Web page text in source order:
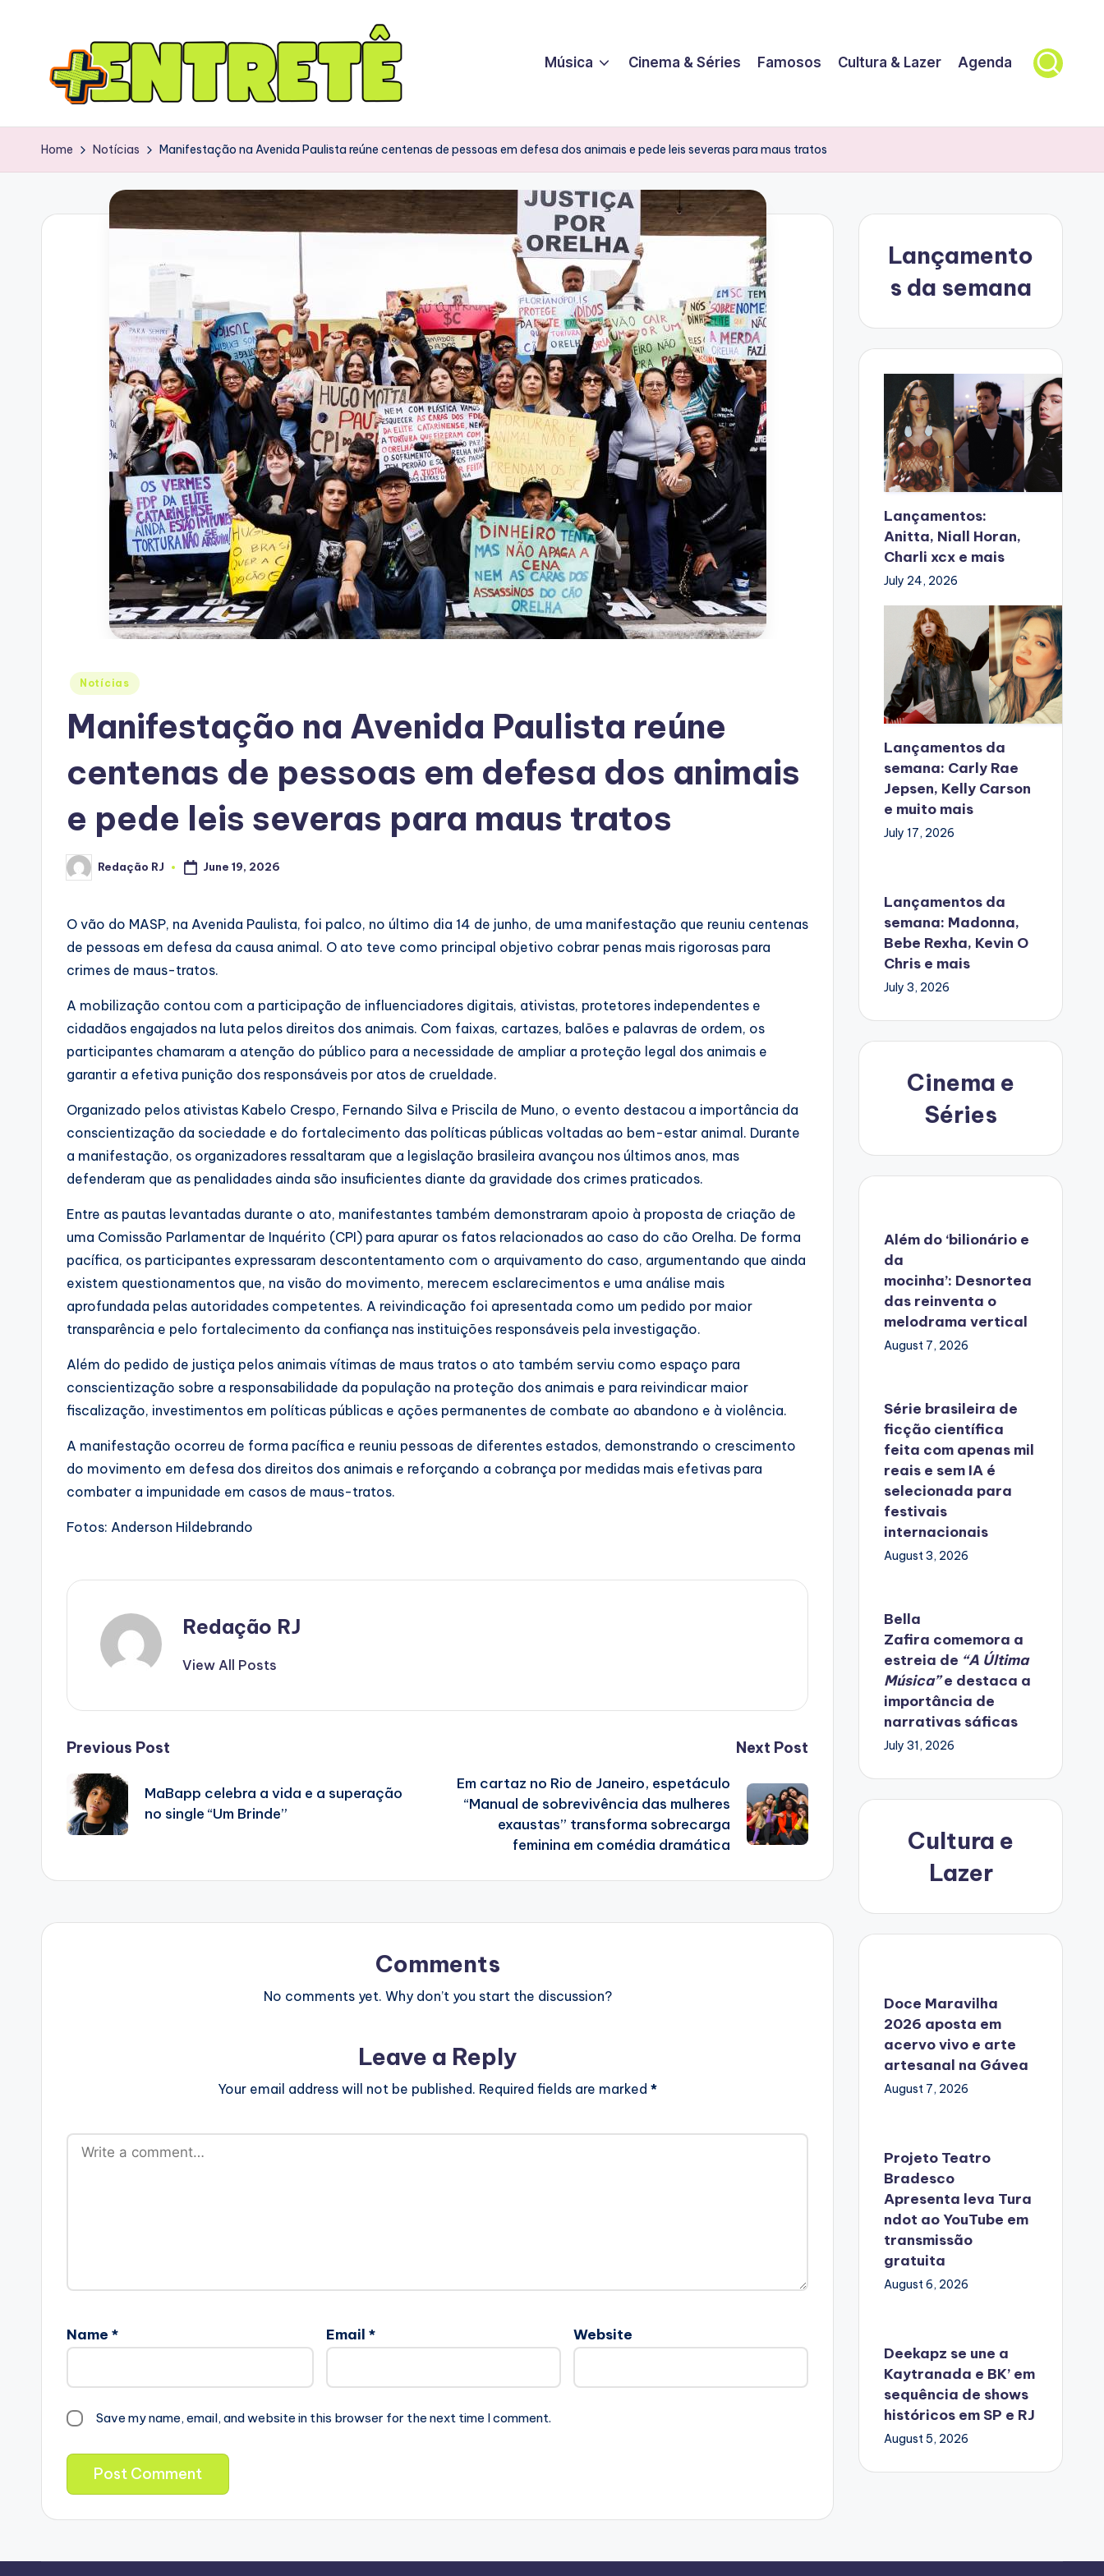
Música Cinema & Séries Famosos Cultura & Lazer Agenda
Home Notícias Manifestação na Avenida Paulista reúne centenas de pessoas em defesa dos animais e pede leis severas para maus tratos
Posted
Notícias
Manifestação na Avenida Paulista reúne
centenas de pessoas em defesa dos animais
e pede leis severas para maus tratos
Posted
by
Redação RJ June 19, 2026
O vão do MASP, na Avenida Paulista, foi palco, no último dia 14 de junho, de uma manifestação que reuniu centenas
de pessoas em defesa da causa animal. O ato teve como principal objetivo cobrar penas mais rigorosas para
crimes de maus-tratos.
A mobilização contou com a participação de influenciadores digitais, ativistas, protetores independentes e
cidadãos engajados na luta pelos direitos dos animais. Com faixas, cartazes, balões e palavras de ordem, os
participantes chamaram a atenção do público para a necessidade de ampliar a proteção legal dos animais e
garantir a efetiva punição dos responsáveis por atos de crueldade.
Organizado pelos ativistas Kabelo Crespo, Fernando Silva e Priscila de Muno, o evento destacou a importância da
conscientização da sociedade e do fortalecimento das políticas públicas voltadas ao bem-estar animal. Durante
a manifestação, os organizadores ressaltaram que a legislação brasileira avançou nos últimos anos, mas
defenderam que as penalidades ainda são insuficientes diante da gravidade dos crimes praticados.
Entre as pautas levantadas durante o ato, manifestantes também demonstraram apoio à proposta de criação de
uma Comissão Parlamentar de Inquérito (CPI) para apurar os fatos relacionados ao caso do cão Orelha. De forma
pacífica, os participantes expressaram descontentamento com o arquivamento do caso, argumentando que ainda
existem questionamentos que, na visão do movimento, merecem esclarecimentos e uma análise mais
aprofundada pelas autoridades competentes. A reivindicação foi apresentada como um pedido por maior
transparência e pelo fortalecimento da confiança nas instituições responsáveis pela investigação.
Além do pedido de justiça pelos animais vítimas de maus tratos o ato também serviu como espaço para
conscientização sobre a responsabilidade da população na proteção dos animais e para reivindicar maior
fiscalização, investimentos em políticas públicas e ações permanentes de combate ao abandono e à violência.
A manifestação ocorreu de forma pacífica e reuniu pessoas de diferentes estados, demonstrando o crescimento
do movimento em defesa dos direitos dos animais e reforçando a cobrança por medidas mais efetivas para
combater a impunidade em casos de maus-tratos.
Fotos: Anderson Hildebrando
Redação RJ
View All Posts
Post
navigation
Previous Post
MaBapp celebra a vida e a superação
no single “Um Brinde”
Next Post
Em cartaz no Rio de Janeiro, espetáculo
“Manual de sobrevivência das mulheres
exaustas” transforma sobrecarga
feminina em comédia dramática
Comments
No comments yet. Why don’t you start the discussion?
Leave a Reply
Your email address will not be published. Required fields are marked*
Name * Email* Website
Save my name, email, and website in this browser for the next time I comment.
Lançamento
s da semana
Lançamentos:
Anitta, Niall Horan,
Charli xcx e mais
July 24, 2026
Lançamentos da
semana: Carly Rae
Jepsen, Kelly Carson
e muito mais
July 17, 2026
Lançamentos da
semana: Madonna,
Bebe Rexha, Kevin O
Chris e mais
July 3, 2026
Cinema e
Séries
Além do ‘bilionário e
da
mocinha’: Desnortea
das reinventa o
melodrama vertical
August 7, 2026
Série brasileira de
ficção científica
feita com apenas mil
reais e sem IA é
selecionada para
festivais
internacionais
August 3, 2026
Bella
Zafira comemora a
estreia de “A Última
Música”e destaca a
importância de
narrativas sáficas
July 31, 2026
Cultura e
Lazer
Doce Maravilha
2026 aposta em
acervo vivo e arte
artesanal na Gávea
August 7, 2026
Projeto Teatro
Bradesco
Apresenta leva Tura
ndot ao YouTube em
transmissão
gratuita
August 6, 2026
Deekapz se une a
Kaytranada e BK’ em
sequência de shows
históricos em SP e RJ
August 5, 2026